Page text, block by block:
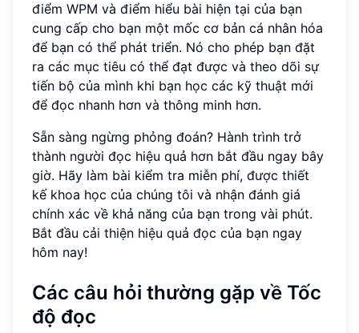
điểm WPM và điểm hiểu bài hiện tại của bạn
cung cấp cho bạn một mốc cơ bản cá nhân hóa
để bạn có thể phát triển. Nó cho phép bạn đặt
ra các mục tiêu có thể đạt được và theo dõi sự
tiến bộ của mình khi bạn học các kỹ thuật mới
để đọc nhanh hơn và thông minh hơn.
Sẵn sàng ngừng phỏng đoán? Hành trình trở
thành người đọc hiệu quả hơn bắt đầu ngay bây
giờ. Hãy làm bài kiểm tra miễn phí, được thiết
kế khoa học của chúng tôi và nhận đánh giá
chính xác về khả năng của bạn trong vài phút.
Bắt đầu cải thiện hiệu quả đọc của bạn ngay
hôm nay!
Các câu hỏi thường gặp về Tốc
độ đọc